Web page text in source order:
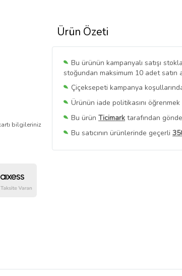
Ürün Özeti
Bu ürünün kampanyalı satışı
stoğundan maksimum 10 adet satın
Çiçeksepeti kampanya
Ürünün iade politikasını öğrenmek
Bu ürün Ticimark tarafından
Bu satıcının ürünlerinde geçerli
Bu SatıcınınTüm Ürünlerini
bilgileriniz